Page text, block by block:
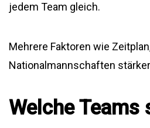
jedem Team gleich.
Mehrere Faktoren wie
Nationalmannschaften
Welche